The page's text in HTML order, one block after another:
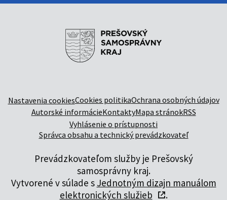
Nastavenia cookiesCookies politikaOchrana osobných údajov
Autorské informácieKontaktyMapa stránokRSS
Vyhlásenie o prístupnosti
Správca obsahu a technický prevádzkovateľ
Prevádzkovateľom služby je Prešovský
samosprávny kraj.
Vytvorené v súlade s Jednotným dizajn manuálom
elektronických služieb
.